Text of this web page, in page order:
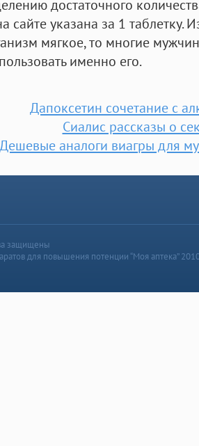
достаточного
сайте указана за 1 таблетку.
мягкое, то многие
именно его.
Дапоксетин сочетание с
Сиалис рассказы о
Дешевые аналоги виагры для
защищены
для повышения потенции “Моя аптека”